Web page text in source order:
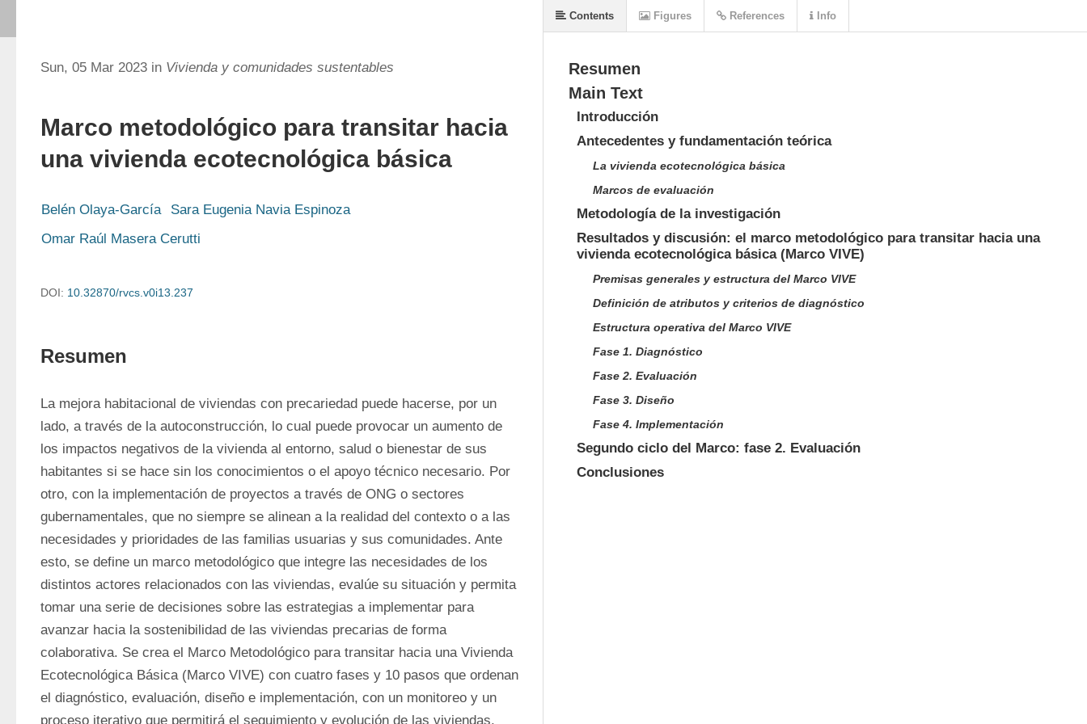
Sun, 05 Mar 2023 in Vivienda y comunidades sustentables
Marco metodológico para transitar hacia
una vivienda ecotecnológica básica
Belén Olaya-García
Sara Eugenia Navia Espinoza
Omar Raúl Masera Cerutti
DOI: 10.32870/rvcs.v0i13.237
Resumen
La mejora habitacional de viviendas con precariedad puede hacerse, por un
lado, a través de la autoconstrucción, lo cual puede provocar un aumento de
los impactos negativos de la vivienda al entorno, salud o bienestar de sus
habitantes si se hace sin los conocimientos o el apoyo técnico necesario. Por
otro, con la implementación de proyectos a través de ONG o sectores
gubernamentales, que no siempre se alinean a la realidad del contexto o a las
necesidades y prioridades de las familias usuarias y sus comunidades. Ante
esto, se define un marco metodológico que integre las necesidades de los
distintos actores relacionados con las viviendas, evalúe su situación y permita
tomar una serie de decisiones sobre las estrategias a implementar para
avanzar hacia la sostenibilidad de las viviendas precarias de forma
colaborativa. Se crea el Marco Metodológico para transitar hacia una Vivienda
Ecotecnológica Básica (Marco VIVE) con cuatro fases y 10 pasos que ordenan
el diagnóstico, evaluación, diseño e implementación, con un monitoreo y un
proceso iterativo que permitirá el seguimiento y evolución de las viviendas.
Resumen
Main Text
Introducción
Antecedentes y fundamentación teórica
La vivienda ecotecnológica básica
Marcos de evaluación
Metodología de la investigación
Resultados y discusión: el marco metodológico para transitar hacia una
vivienda ecotecnológica básica (Marco VIVE)
Premisas generales y estructura del Marco VIVE
Definición de atributos y criterios de diagnóstico
Estructura operativa del Marco VIVE
Fase 1. Diagnóstico
Fase 2. Evaluación
Fase 3. Diseño
Fase 4. Implementación
Segundo ciclo del Marco: fase 2. Evaluación
Conclusiones
Contents Figures References Info